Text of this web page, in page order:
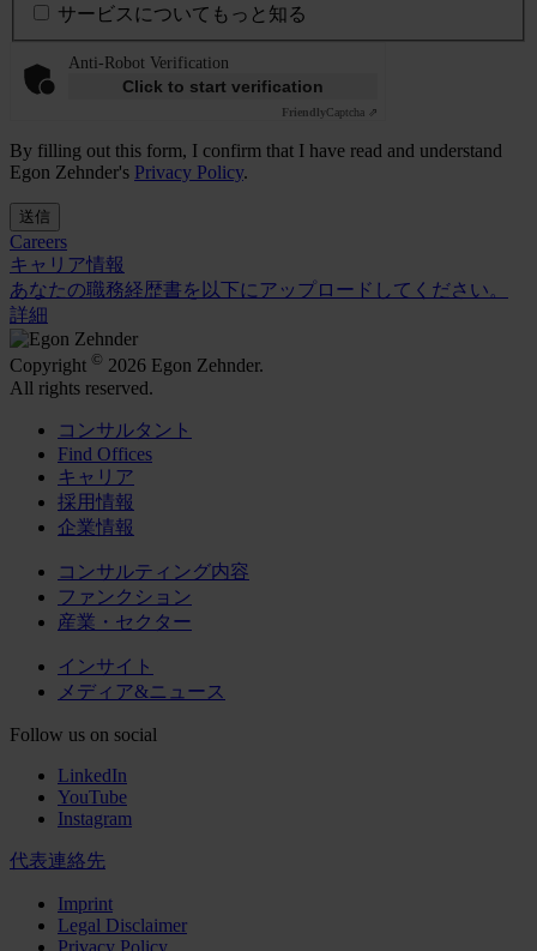
サービスについてもっと知る
Anti-Robot Verification
Click to start verification
FriendlyCaptcha ⇗
By filling out this form, I confirm that I have read and understand
Egon Zehnder's Privacy Policy.
送信
Careers
キャリア情報
あなたの職務経歴書を以下にアップロードしてください。
詳細
Copyright © 2026 Egon Zehnder.
All rights reserved.
コンサルタント
Find Offices
キャリア
採用情報
企業情報
コンサルティング内容
ファンクション
産業・セクター
インサイト
メディア&ニュース
Follow us on social
LinkedIn
YouTube
Instagram
代表連絡先
Imprint
Legal Disclaimer
Privacy Policy